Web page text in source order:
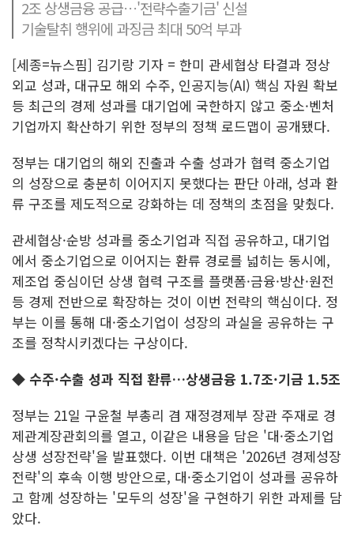
2조 상생금융 공급…'전략수출기금' 신설
기술탈취 행위에 과징금 최대 50억 부과
[세종=뉴스핌] 김기랑 기자 = 한미 관세협상 타결과 정상
외교 성과, 대규모 해외 수주, 인공지능(AI) 핵심 자원 확보
등 최근의 경제 성과를 대기업에 국한하지 않고 중소·벤처
기업까지 확산하기 위한 정부의 정책 로드맵이 공개됐다.
정부는 대기업의 해외 진출과 수출 성과가 협력 중소기업
의 성장으로 충분히 이어지지 못했다는 판단 아래, 성과 환
류 구조를 제도적으로 강화하는 데 정책의 초점을 맞췄다.
관세협상·순방 성과를 중소기업과 직접 공유하고, 대기업
에서 중소기업으로 이어지는 환류 경로를 넓히는 동시에,
제조업 중심이던 상생 협력 구조를 플랫폼·금융·방산·원전
등 경제 전반으로 확장하는 것이 이번 전략의 핵심이다. 정
부는 이를 통해 대·중소기업이 성장의 과실을 공유하는 구
조를 정착시키겠다는 구상이다.
◆ 수주·수출 성과 직접 환류…상생금융 1.7조·기금 1.5조
정부는 21일 구윤철 부총리 겸 재정경제부 장관 주재로 경
제관계장관회의를 열고, 이같은 내용을 담은 '대·중소기업
상생 성장전략'을 발표했다. 이번 대책은 '2026년 경제성장
전략'의 후속 이행 방안으로, 대·중소기업이 성과를 공유하
고 함께 성장하는 '모두의 성장'을 구현하기 위한 과제를 담
았다.